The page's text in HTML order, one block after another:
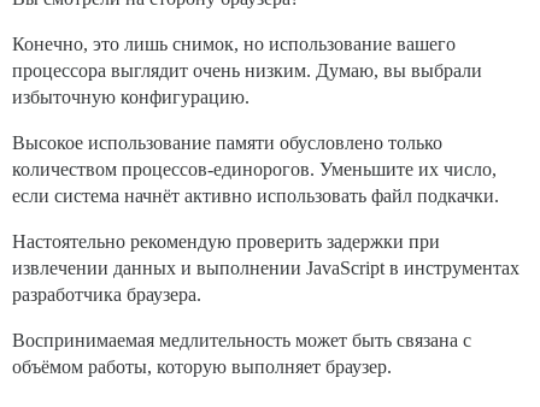
host: /var/discourse/shared/standalone/log/
      guest: /var/log
## см. https://meta.discourse.org/t/19157 для деталей
  after_code:
    - exec:
        cd: $home/plugins
Конечно, это лишь снимок, но использование вашего
процессора выглядит очень низким. Думаю, вы выбрали
избыточную конфигурацию.
Высокое использование памяти обусловлено только
количеством процессов-единорогов. Уменьшите их число,
если система начнёт активно использовать файл подкачки.
Настоятельно рекомендую проверить задержки при
извлечении данных и выполнении JavaScript в инструментах
разработчика браузера.
Воспринимаемая медлительность может быть связана с
объёмом работы, которую выполняет браузер.